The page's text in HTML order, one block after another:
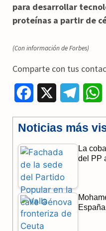
para desarrollar
proteínas a partir de
(Con información de Forbes)
Comparte con tus
c
e
b
o
o
k
l
e
a
a
t
p
Noticias más
La
del PP